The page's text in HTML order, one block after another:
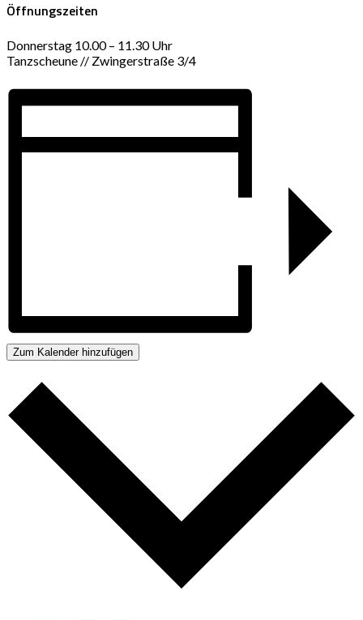
Öffnungszeiten
Donnerstag 10.00 – 11.30 Uhr
Tanzscheune // Zwingerstraße 3/4
Zum Kalender hinzufügen